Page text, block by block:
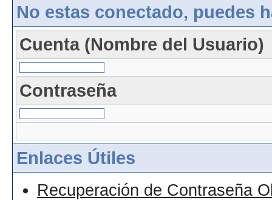
No estas conectado, puedes
Cuenta (Nombre del Usuario)
Contraseña
Enlaces Útiles
Recuperación de Contraseña